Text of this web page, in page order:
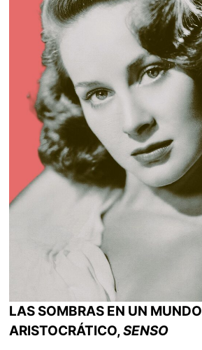
LAS SOMBRAS EN UN MUNDO
ARISTOCRÁTICO,SENSO